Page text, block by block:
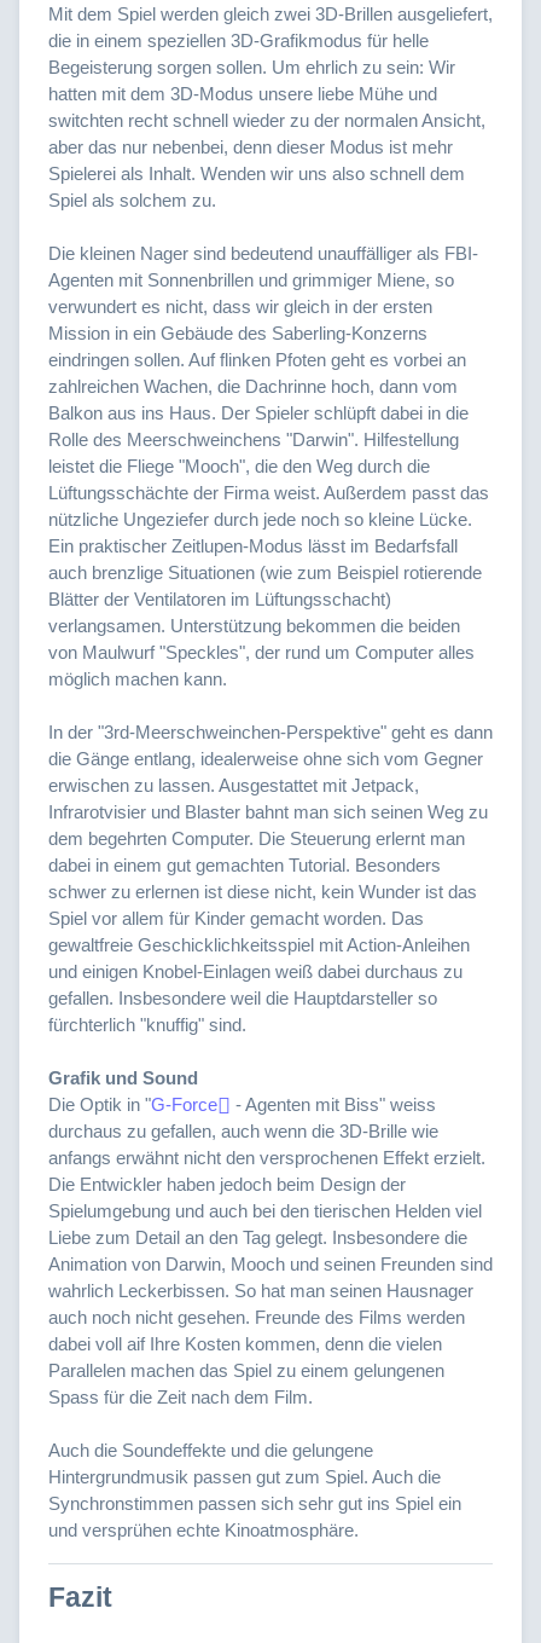
Mit dem Spiel werden gleich zwei 3D-Brillen ausgeliefert,
die in einem speziellen 3D-Grafikmodus für helle
Begeisterung sorgen sollen. Um ehrlich zu sein: Wir
hatten mit dem 3D-Modus unsere liebe Mühe und
switchten recht schnell wieder zu der normalen Ansicht,
aber das nur nebenbei, denn dieser Modus ist mehr
Spielerei als Inhalt. Wenden wir uns also schnell dem
Spiel als solchem zu.
Die kleinen Nager sind bedeutend unauffälliger als FBI-
Agenten mit Sonnenbrillen und grimmiger Miene, so
verwundert es nicht, dass wir gleich in der ersten
Mission in ein Gebäude des Saberling-Konzerns
eindringen sollen. Auf flinken Pfoten geht es vorbei an
zahlreichen Wachen, die Dachrinne hoch, dann vom
Balkon aus ins Haus. Der Spieler schlüpft dabei in die
Rolle des Meerschweinchens "Darwin". Hilfestellung
leistet die Fliege "Mooch", die den Weg durch die
Lüftungsschächte der Firma weist. Außerdem passt das
nützliche Ungeziefer durch jede noch so kleine Lücke.
Ein praktischer Zeitlupen-Modus lässt im Bedarfsfall
auch brenzlige Situationen (wie zum Beispiel rotierende
Blätter der Ventilatoren im Lüftungsschacht)
verlangsamen. Unterstützung bekommen die beiden
von Maulwurf "Speckles", der rund um Computer alles
möglich machen kann.
In der "3rd-Meerschweinchen-Perspektive" geht es dann
die Gänge entlang, idealerweise ohne sich vom Gegner
erwischen zu lassen. Ausgestattet mit Jetpack,
Infrarotvisier und Blaster bahnt man sich seinen Weg zu
dem begehrten Computer. Die Steuerung erlernt man
dabei in einem gut gemachten Tutorial. Besonders
schwer zu erlernen ist diese nicht, kein Wunder ist das
Spiel vor allem für Kinder gemacht worden. Das
gewaltfreie Geschicklichkeitsspiel mit Action-Anleihen
und einigen Knobel-Einlagen weiß dabei durchaus zu
gefallen. Insbesondere weil die Hauptdarsteller so
fürchterlich "knuffig" sind.
Grafik und Sound
Die Optik in "G-Force
- Agenten mit Biss" weiss
durchaus zu gefallen, auch wenn die 3D-Brille wie
anfangs erwähnt nicht den versprochenen Effekt erzielt.
Die Entwickler haben jedoch beim Design der
Spielumgebung und auch bei den tierischen Helden viel
Liebe zum Detail an den Tag gelegt. Insbesondere die
Animation von Darwin, Mooch und seinen Freunden sind
wahrlich Leckerbissen. So hat man seinen Hausnager
auch noch nicht gesehen. Freunde des Films werden
dabei voll aif Ihre Kosten kommen, denn die vielen
Parallelen machen das Spiel zu einem gelungenen
Spass für die Zeit nach dem Film.
Auch die Soundeffekte und die gelungene
Hintergrundmusik passen gut zum Spiel. Auch die
Synchronstimmen passen sich sehr gut ins Spiel ein
und versprühen echte Kinoatmosphäre.
Fazit